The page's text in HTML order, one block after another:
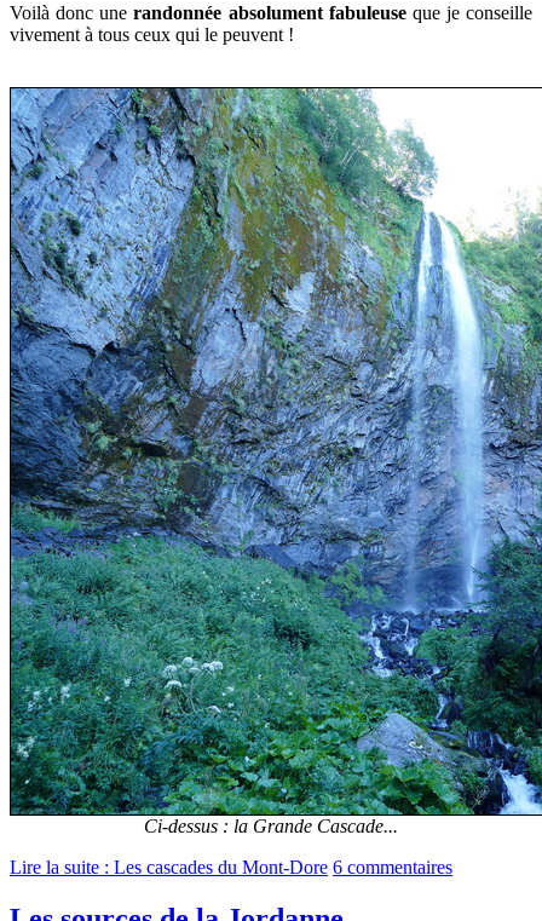
Voilà donc unerandonnée absolument fabuleuseque je conseille
vivement à tous ceux qui le peuvent !
Ci-dessus : la Grande Cascade...
Lire la suite : Les cascades du Mont-Dore 6 commentaires